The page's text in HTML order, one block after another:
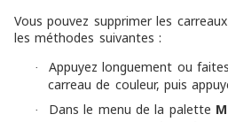
Vous pouvez supprimer les
les méthodes suivantes :
·
Appuyez longuement ou
carreau de couleur, puis
· Dans le menu de la palette